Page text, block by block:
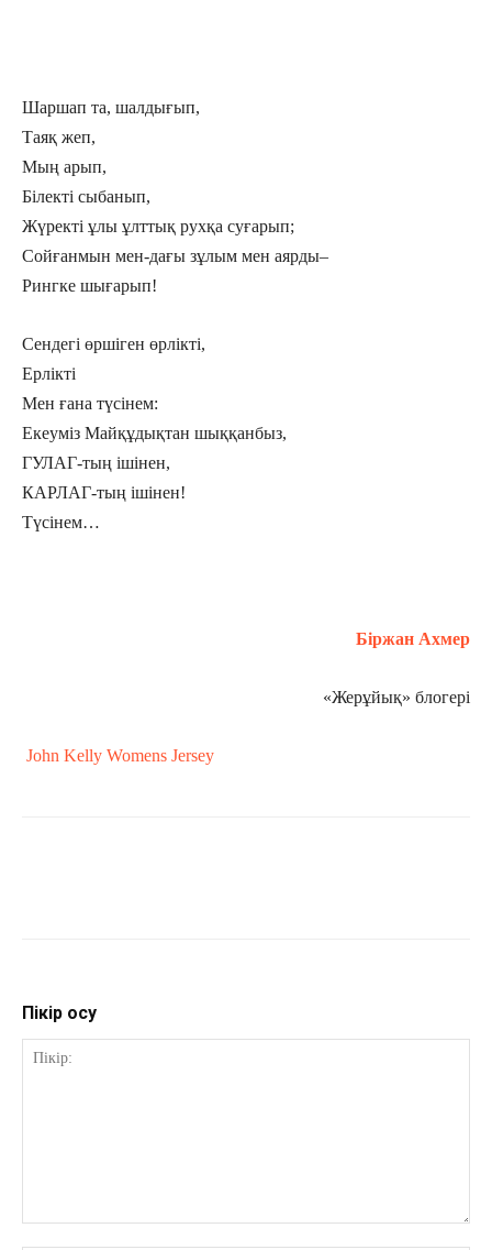
Шаршап та, шалдығып,
Таяқ жеп,
Мың арып,
Білекті сыбанып,
Жүректі ұлы ұлттық рухқа суғарып;
Сойғанмын мен-дағы зұлым мен аярды–
Рингке шығарып!
Сендегі өршіген өрлікті,
Ерлікті
Мен ғана түсінем:
Екеуміз Майқұдықтан шыққанбыз,
ГУЛАГ-тың ішінен,
КАРЛАГ-тың ішінен!
Түсінем…
Біржан Ахмер
«Жерұйық» блогері
John Kelly Womens Jersey
Пікір қосу